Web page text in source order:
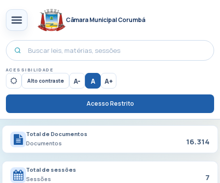
Câmara Municipal Corumbá
ACESSIBILIDADE
Alto contraste A- A A+
Acesso Restrito
Total de Documentos
Documentos
16.314
Total de sessões
Sessões
7